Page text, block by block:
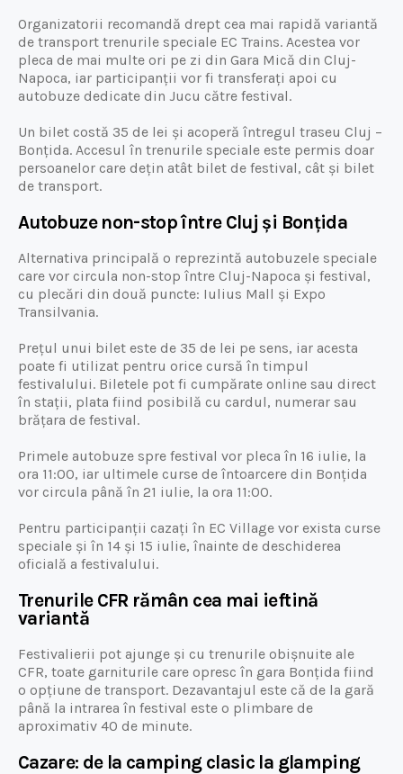
Organizatorii recomandă drept cea mai rapidă variantă
de transport trenurile speciale EC Trains. Acestea vor
pleca de mai multe ori pe zi din Gara Mică din Cluj-
Napoca, iar participanții vor fi transferați apoi cu
autobuze dedicate din Jucu către festival.
Un bilet costă 35 de lei și acoperă întregul traseu Cluj –
Bonțida. Accesul în trenurile speciale este permis doar
persoanelor care dețin atât bilet de festival, cât și bilet
de transport.
Autobuze non-stop între Cluj și Bonțida
Alternativa principală o reprezintă autobuzele speciale
care vor circula non-stop între Cluj-Napoca și festival,
cu plecări din două puncte: Iulius Mall și Expo
Transilvania.
Prețul unui bilet este de 35 de lei pe sens, iar acesta
poate fi utilizat pentru orice cursă în timpul
festivalului. Biletele pot fi cumpărate online sau direct
în stații, plata fiind posibilă cu cardul, numerar sau
brățara de festival.
Primele autobuze spre festival vor pleca în 16 iulie, la
ora 11:00, iar ultimele curse de întoarcere din Bonțida
vor circula până în 21 iulie, la ora 11:00.
Pentru participanții cazați în EC Village vor exista curse
speciale și în 14 și 15 iulie, înainte de deschiderea
oficială a festivalului.
Trenurile CFR rămân cea mai ieftină
variantă
Festivalierii pot ajunge și cu trenurile obișnuite ale
CFR, toate garniturile care opresc în gara Bonțida fiind
o opțiune de transport. Dezavantajul este că de la gară
până la intrarea în festival este o plimbare de
aproximativ 40 de minute.
Cazare: de la camping clasic la glamping